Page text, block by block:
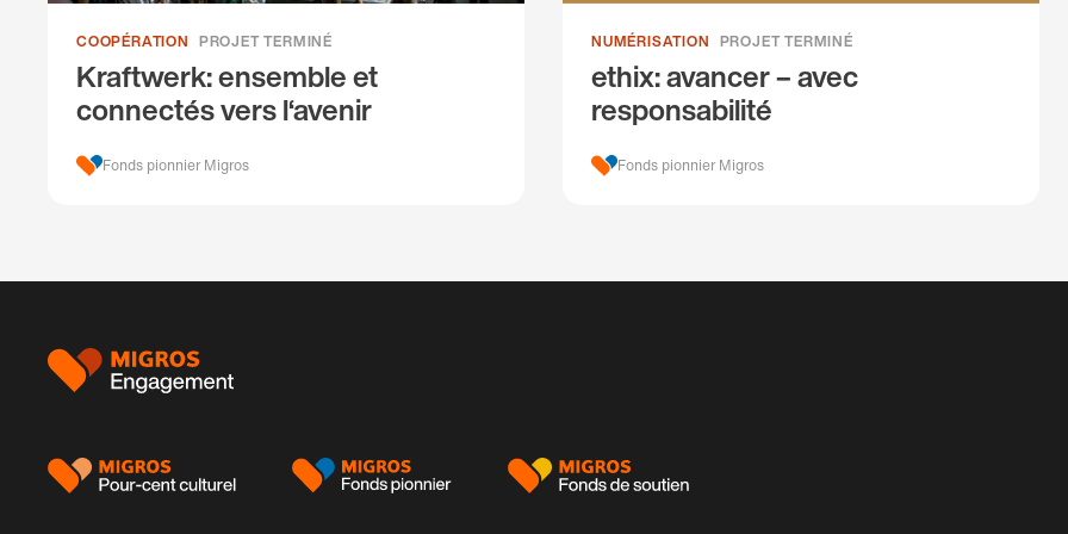
COOPÉRATION PROJET TERMINÉ
Kraftwerk: ensemble et
connectés vers l‘avenir
Fonds pionnier Migros
NUMÉRISATION PROJET TERMINÉ
ethix: avancer – avec
responsabilité
Fonds pionnier Migros